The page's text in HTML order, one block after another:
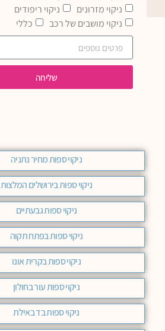
ניקוי מזרונים
ניקוי ריפודים
ניקוי מושבים של רכב
כללי
שליחה
ניקוי ספות מחיר נתניה
ניקוי ספות בירושלים המלצות
ניקוי ספות גבעתיים
ניקוי ספות בפתח תקוה
ניקוי ספות בקרית אונו
ניקוי ספות עור בחולון
ניקוי ספות בד באילת